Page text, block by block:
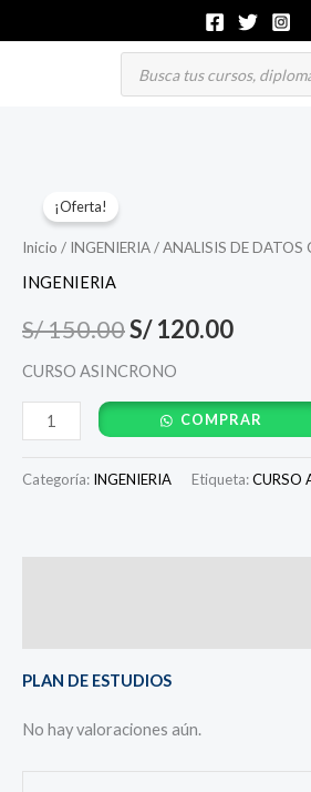
al
Búsqueda
productos
¡Oferta!
Inicio / INGENIERIA/ ANALISIS DE DATOS
INGENIERIA
S/150.00
precio
era:
S/ 150.00.
S/120.00
precio
es:
CURSO ASINCRONO
DE
DATOS
CON
cantidad
COMPRAR
Categoría: INGENIERIA Etiqueta:CURSO
PLAN DE ESTUDIOS
No hay valoraciones aún.